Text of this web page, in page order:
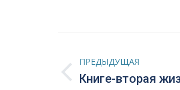
поПРЕДЫДУЩАЯ
Предыдущая
Книге-вторая